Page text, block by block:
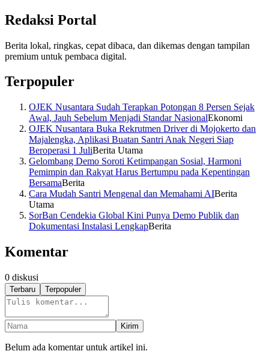
Redaksi Portal
Berita lokal, ringkas, cepat dibaca, dan dikemas dengan tampilan
premium untuk pembaca digital.
Terpopuler
OJEK Nusantara Sudah Terapkan Potongan 8 Persen Sejak
Awal, Jauh Sebelum Menjadi Standar NasionalEkonomi
OJEK Nusantara Buka Rekrutmen Driver di Mojokerto dan
Majalengka, Aplikasi Buatan Santri Anak Negeri Siap
Beroperasi 1 JuliBerita Utama
Gelombang Demo Soroti Ketimpangan Sosial, Harmoni
Pemimpin dan Rakyat Harus Bertumpu pada Kepentingan
BersamaBerita
Cara Mudah Santri Mengenal dan Memahami AIBerita
Utama
SorBan Cendekia Global Kini Punya Demo Publik dan
Dokumentasi Instalasi LengkapBerita
Komentar
0 diskusi
Terbaru Terpopuler
Kirim
Belum ada komentar untuk artikel ini.